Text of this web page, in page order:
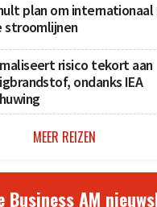
plan om
stroomlijnen
risico tekort aan
ondanks IEA
MEER REIZEN
Business AM